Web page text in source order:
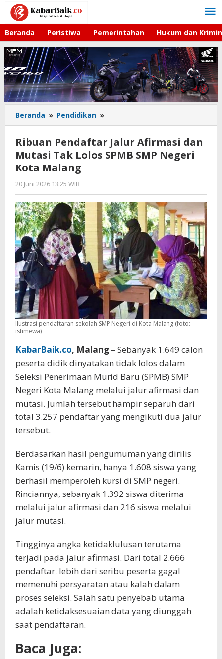
Lewati
konten
Beranda Peristiwa Pemerintahan Hukum dan
Beranda » Pendidikan »
Pendaftar
Jalur
Afirmasi
dan
SMP
Negeri
Kota
Malang
Ribuan Pendaftar Jalur Afirmasi dan
Mutasi Tak Lolos SPMB SMP Negeri
Kota Malang
20 Juni 2026 13:25 WIB
Imam
WD
Ilustrasi pendaftaran sekolah SMP Negeri di Kota Malang (foto:
istimewa)
KabarBaik.co, Malang – Sebanyak 1.649 calon
peserta didik dinyatakan tidak lolos dalam
Seleksi Penerimaan Murid Baru (SPMB) SMP
Negeri Kota Malang melalui jalur afirmasi dan
mutasi. Jumlah tersebut hampir separuh dari
total 3.257 pendaftar yang mengikuti dua jalur
tersebut.
Berdasarkan hasil pengumuman yang dirilis
Kamis (19/6) kemarin, hanya 1.608 siswa yang
berhasil memperoleh kursi di SMP negeri.
Rinciannya, sebanyak 1.392 siswa diterima
melalui jalur afirmasi dan 216 siswa melalui
jalur mutasi.
Tingginya angka ketidaklulusan terutama
terjadi pada jalur afirmasi. Dari total 2.666
pendaftar, lebih dari seribu peserta gagal
memenuhi persyaratan atau kalah dalam
proses seleksi. Salah satu penyebab utama
adalah ketidaksesuaian data yang diunggah
saat pendaftaran.
Baca Juga: